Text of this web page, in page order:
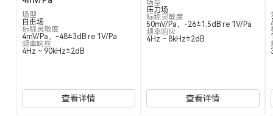
场型
自由场
标称灵敏度
4mV/Pa，-48±3dB re 1V/Pa
频率响应
4Hz ~ 90kHz±2dB
查看详情
场型
压力场
标称灵敏度
50mV/Pa，-26±1.5dB re 1V/Pa
频率响应
4Hz ~ 8kHz±2dB
查看详情